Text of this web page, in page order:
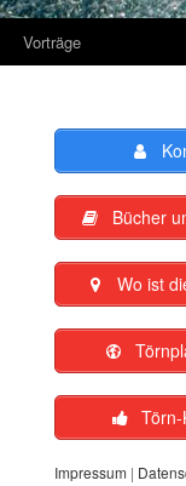
Vorträge
Bücher
Wo ist
Impressum |